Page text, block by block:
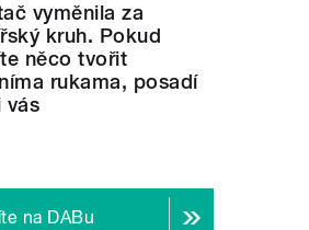
vyměnila za
kruh. Pokud
něco tvořit
rukama, posadí
vás
na DABu